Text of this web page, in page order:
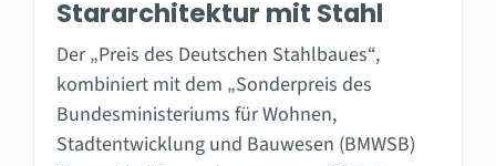
Stararchitektur mit Stahl
Der „Preis des Deutschen Stahlbaues“,
kombiniert mit dem „Sonderpreis des
Bundesministeriums für Wohnen,
Stadtentwicklung und Bauwesen (BMWSB)